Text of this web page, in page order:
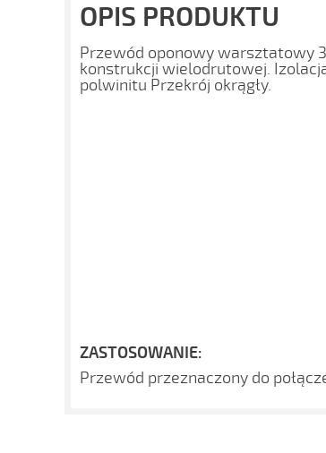
OPIS PRODUKTU
Przewód oponowy warsztatowy
konstrukcji wielodrutowej.
polwinitu Przekrój okrągły.
ZASTOSOWANIE:
Przewód przeznaczony do